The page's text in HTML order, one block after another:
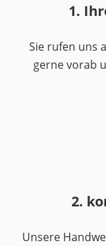
1.
Sie rufen uns
gerne vorab
2.
Unsere